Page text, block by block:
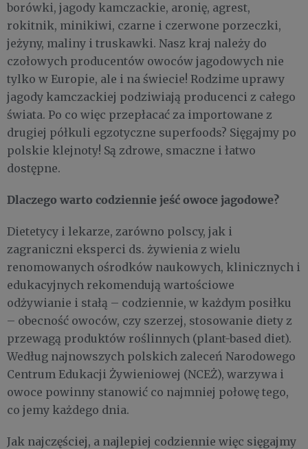
borówki, jagody kamczackie, aronię, agrest,
rokitnik, minikiwi, czarne i czerwone porzeczki,
jeżyny, maliny i truskawki. Nasz kraj należy do
czołowych producentów owoców jagodowych nie
tylko w Europie, ale i na świecie! Rodzime uprawy
jagody kamczackiej podziwiają producenci z całego
świata. Po co więc przepłacać za importowane z
drugiej półkuli egzotyczne superfoods? Sięgajmy po
polskie klejnoty! Są zdrowe, smaczne i łatwo
dostępne.
Dlaczego warto codziennie jeść owoce jagodowe?
Dietetycy i lekarze, zarówno polscy, jak i
zagraniczni eksperci ds. żywienia z wielu
renomowanych ośrodków naukowych, klinicznych i
edukacyjnych rekomendują wartościowe
odżywianie i stałą – codziennie, w każdym posiłku
– obecność owoców, czy szerzej, stosowanie diety z
przewagą produktów roślinnych (plant-based diet).
Według najnowszych polskich zaleceń Narodowego
Centrum Edukacji Żywieniowej (NCEŻ), warzywa i
owoce powinny stanowić co najmniej połowę tego,
co jemy każdego dnia.
Jak najczęściej, a najlepiej codziennie więc sięgajmy